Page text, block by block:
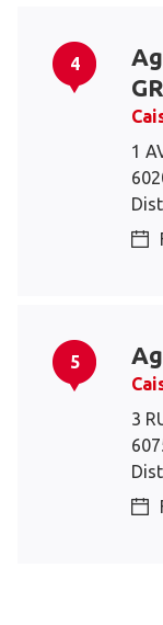
4
1
5
3